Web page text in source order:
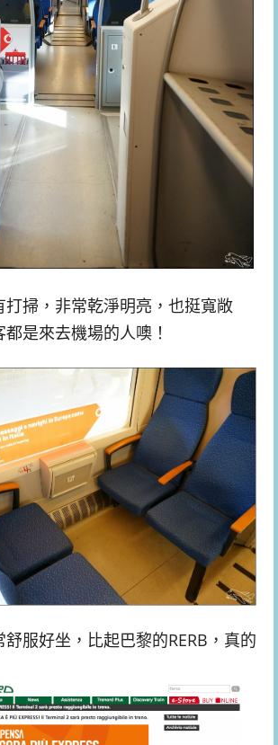
打掃，非常乾淨明亮，也挺寬敞
是來去機場的人噢！
服好坐，比起巴黎的RERB，真的